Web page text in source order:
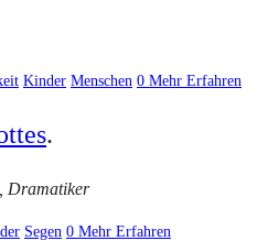
Kinder Menschen 0 Mehr Erfahren
.
, Dramatiker
Segen 0 Mehr Erfahren